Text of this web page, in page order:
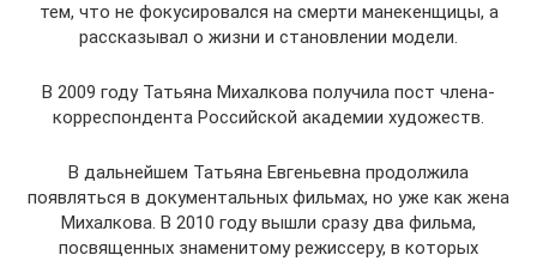
тем, что не фокусировался на смерти манекенщицы, а
рассказывал о жизни и становлении модели.
В 2009 году Татьяна Михалкова получила пост члена-
корреспондента Российской академии художеств.
В дальнейшем Татьяна Евгеньевна продолжила
появляться в документальных фильмах, но уже как жена
Михалкова. В 2010 году вышли сразу два фильма,
посвященных знаменитому режиссеру, в которых